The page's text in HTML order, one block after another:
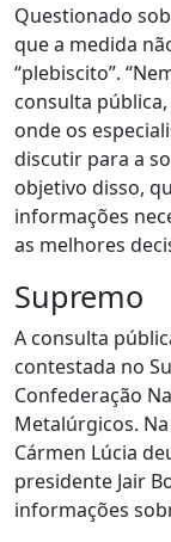
Questionado
que a medida
“plebiscito”.
consulta
onde os
discutir para a
objetivo disso,
informações
as melhores
Supremo
A consulta
contestada no
Confederação
Metalúrgicos.
Cármen Lúcia
presidente Jair
informações